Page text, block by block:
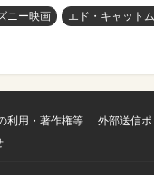
ニー映画 エド・キャット
利用・著作権等 外部送信